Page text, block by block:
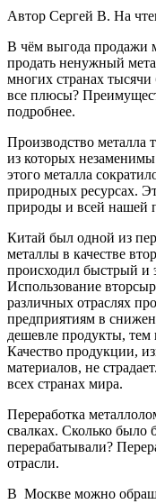
Автор Сергей В. На
В чём выгода продажи
продать ненужный
многих странах
все плюсы?
подробнее.
Производство металла
из которых
этого металла
природных ресурсах.
природы и всей нашей
Китай был одной из
металлы в качестве
происходил быстрый и
Использование
различных отраслях
предприятиям в
дешевле продукты, тем
Качество продукции,
материалов, не
всех странах мира.
Переработка
свалках. Сколько было
перерабатывали?
отрасли.
В Москве можно